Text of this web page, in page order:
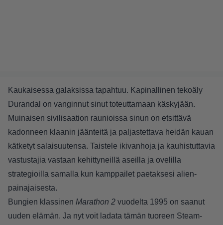
Kaukaisessa galaksissa tapahtuu. Kapinallinen tekoäly
Durandal on vanginnut sinut toteuttamaan käskyjään.
Muinaisen sivilisaation raunioissa sinun on etsittävä
kadonneen klaanin jäänteitä ja paljastettava heidän kauan
kätketyt salaisuutensa. Taistele ikivanhoja ja kauhistuttavia
vastustajia vastaan kehittyneillä aseilla ja ovelilla
strategioilla samalla kun kamppailet paetaksesi alien-
painajaisesta.
Bungien klassinen Marathon 2 vuodelta 1995 on saanut
uuden elämän. Ja nyt voit ladata tämän tuoreen Steam-